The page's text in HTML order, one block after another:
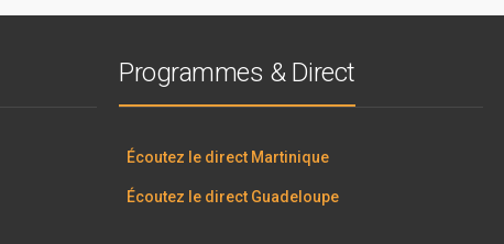
Programmes & Direct
Écoutez le direct Martinique
Écoutez le direct Guadeloupe